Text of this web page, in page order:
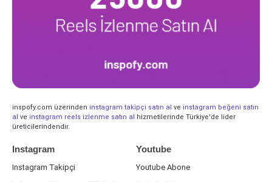
inspofy.com üzerinden instagram takipçi satın al ve instagram beğeni satın
al ve instagram reels izlenme satın al hizmetilerinde Türkiye'de lider
üreticilerindendir.
Instagram
Instagram Takipçi
Youtube
Youtube Abone